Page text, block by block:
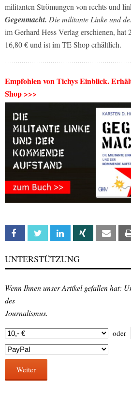
militanten Strömungen von rechts und
Gegenmacht. Die militante Linke und
im Gerhard Hess Verlag erschienen, hat
16,80 € und ist im TE Shop erhältlich.
Empfohlen von Tichys Einblick.
Shop >>>
Facebook Twitter Linkedin Xing Email
UNTERSTÜTZUNG
Wenn Ihnen unser Artikel gefallen hat:
des
Journalismus.
oder
Weiter